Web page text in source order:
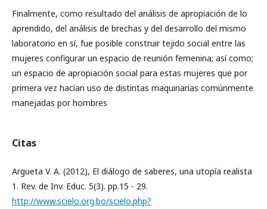
Finalmente, como resultado del análisis de apropiación de lo
aprendido, del análisis de brechas y del desarrollo del mismo
laboratorio en sí, fue posible construir tejido social entre las
mujeres configurar un espacio de reunión femenina; así como;
un espacio de apropiación social para estas mujeres que por
primera vez hacían uso de distintas maquinarias comúnmente
manejadas por hombres
Citas
Argueta V. A. (2012), El diálogo de saberes, una utopía realista
1. Rev. de Inv. Educ. 5(3). pp.15 - 29.
http://www.scielo.org.bo/scielo.php?